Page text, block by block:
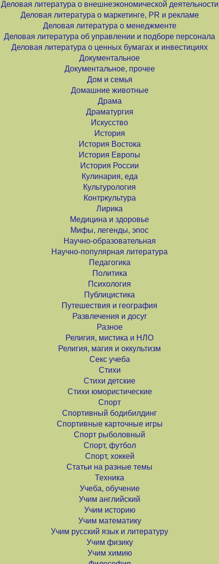
Деловая литература о внешнеэкономической деятельности
Деловая литература о маркетинге, PR и рекламе
Деловая литература о менеджменте
Деловая литература об управлении и подборе персонала
Деловая литература о ценных бумагах и инвестициях
Документальное
Документальное, прочее
Дом и семья
Домашние животные
Драма
Драматургия
Искусство
История
История Востока
История Европы
История России
Кулинария, еда
Культурология
Контркультура
Лирика
Медицина и здоровье
Мифы, легенды, эпос
Научно-образовательная
Научно-популярная литература
Педагогика
Политика
Психология
Публицистика
Путешествия и география
Развлечения и досуг
Разное
Религия, мистика и НЛО
Религия, магия и оккультизм
Секс учеба
Стихи
Стихи детские
Стихи юмористические
Спорт
Спортивный бодибилдинг
Спортивные карточные игры
Спорт рыболовный
Спорт, футбол
Спорт, хоккей
Статьи на разные темы
Техника
Учеба, обучение
Учим английский
Учим историю
Учим математику
Учим русский язык и литературу
Учим физику
Учим химию